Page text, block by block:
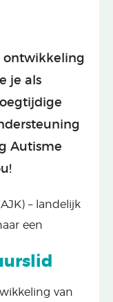
ontwikkeling
je als
Autisme
– landelijk
een
van